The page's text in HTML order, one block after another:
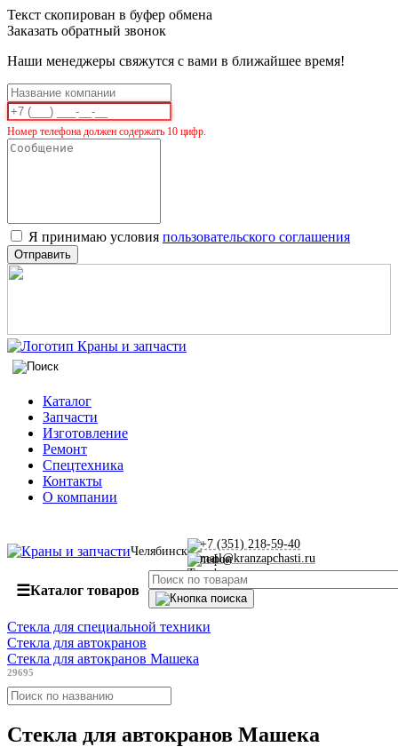
Текст скопирован в буфер обмена
Заказать обратный звонок
Наши менеджеры свяжутся с вами в ближайшее время!
Номер телефона должен содержать 10 цифр.
Я принимаю условия пользовательского соглашения
Отправить
Каталог
Запчасти
Изготовление
Ремонт
Спецтехника
Контакты
О компании
Челябинск
+7 (351) 218-59-40
mail@kranzapchasti.ru
☰Каталог товаров
Стекла для специальной техники
Стекла для автокранов
Стекла для автокранов Машека
29695
Стекла для автокранов Машека